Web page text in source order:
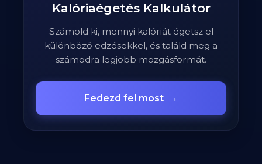
Kalóriaégetés Kalkulátor
Számold ki, mennyi kalóriát égetsz el
különböző edzésekkel, és találd meg a
számodra legjobb mozgásformát.
Fedezd fel most →